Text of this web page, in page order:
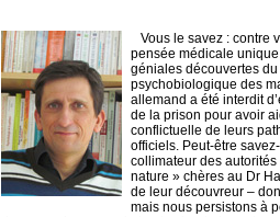
Vous le savez : contre
pensée médicale
géniales découvertes
psychobiologique des
allemand a été interdit
de la prison pour avoir
conflictuelle de leurs
officiels. Peut-être
collimateur des
nature » chères au Dr
de leur découvreur –
mais nous persistons à